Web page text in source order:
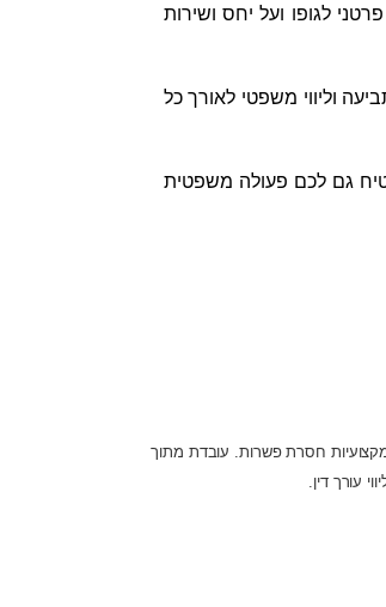
לגופו ועל יחס ושירות
וליווי משפטי לאורך כל
גם לכם פעולה משפטית
במקצועיות חסרת פשרות. עובדת מתוך
עורך דין.